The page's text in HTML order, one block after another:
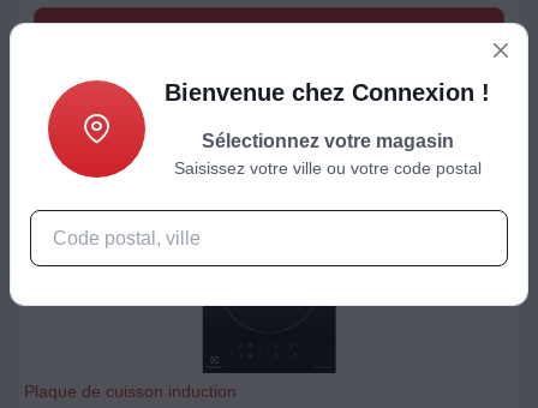
Plaque de cuisson induction
Bienvenue chez Connexion !
Sélectionnez votre magasin
Saisissez votre ville ou votre code postal